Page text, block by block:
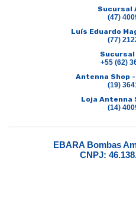
Sucursal
(47)
Luís Eduardo
(77)
Sucursal
+55 (62)
Antenna Shop
(19)
Loja Antenna
(14)
EBARA Bombas
CNPJ: